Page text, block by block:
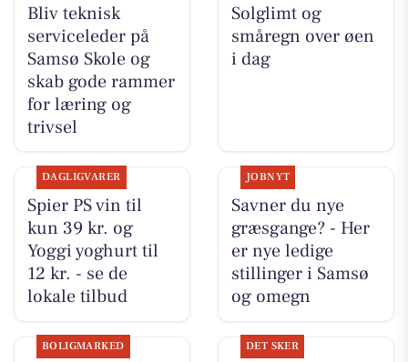
Bliv teknisk
serviceleder på
Samsø Skole og
skab gode rammer
for læring og
trivsel
Solglimt og
småregn over øen
i dag
DAGLIGVARER
Spier PS vin til
kun 39 kr. og
Yoggi yoghurt til
12 kr. - se de
lokale tilbud
JOBNYT
Savner du nye
græsgange? - Her
er nye ledige
stillinger i Samsø
og omegn
BOLIGMARKED DET SKER